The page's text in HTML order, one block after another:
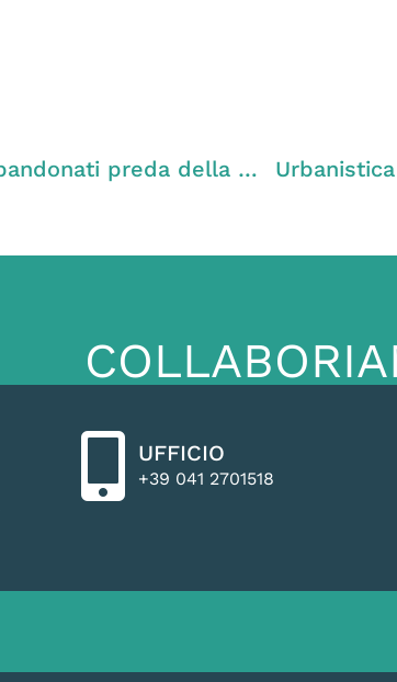
Politica – Zanoni (PD): “Capannoni abbandonati preda della mafia dei rifiuti pericolosi. Ennesimo caso nel Vicentino”
UFFICIO
+39 041 2701518